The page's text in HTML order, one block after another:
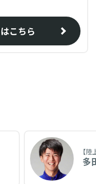
こちら
【陸
多